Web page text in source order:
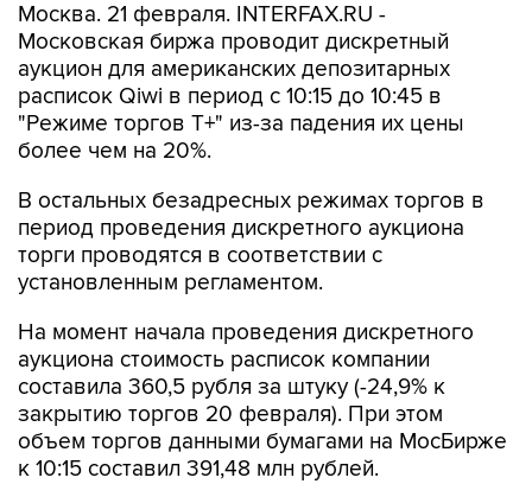
Москва. 21 февраля. INTERFAX.RU -
Московская биржа проводит дискретный
аукцион для американских депозитарных
расписок Qiwi в период с 10:15 до 10:45 в
"Режиме торгов Т+" из-за падения их цены
более чем на 20%.
В остальных безадресных режимах торгов в
период проведения дискретного аукциона
торги проводятся в соответствии с
установленным регламентом.
На момент начала проведения дискретного
аукциона стоимость расписок компании
составила 360,5 рубля за штуку (-24,9% к
закрытию торгов 20 февраля). При этом
объем торгов данными бумагами на МосБирже
к 10:15 составил 391,48 млн рублей.